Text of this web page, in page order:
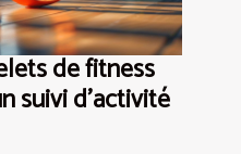
de fitness
suivi d'activité